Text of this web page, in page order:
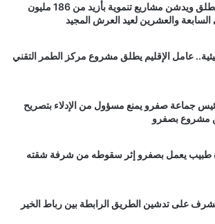
عامل إقليم صفرو يطلق ويدشن مشاريع تنموية بأزيد من 186 مليون
السابعة والعشرين لعيد العرش المجيد
عامل الإقليم يطلق مشروع مركز الطمر التقني
رئيس جماعة صفرو يمنع مسؤول من الإدلاء بتصريح
مشروع بصفرو
طبيب يعمل بصفرو إثر سقوطه من شرفة شقته
على تدشين الطريق الرابطة بين رباط الخير